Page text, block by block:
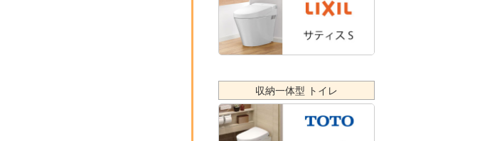
収納一体型 トイレ